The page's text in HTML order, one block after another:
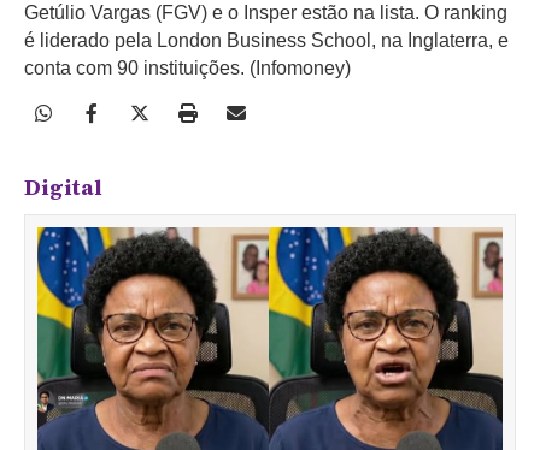
Getúlio Vargas (FGV) e o Insper estão na lista. O ranking
é liderado pela London Business School, na Inglaterra, e
conta com 90 instituições. (Infomoney)
Digital